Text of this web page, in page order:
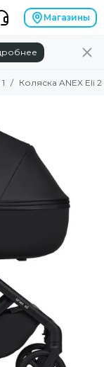
Магазины
Коляска ANEX Eli